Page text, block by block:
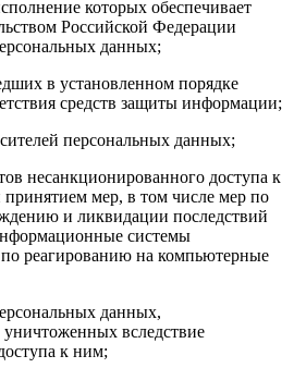
которых обеспечивает
Российской Федерации
данных;
в установленном порядке
средств защиты информации;
персональных данных;
несанкционированного доступа к
мер, в том числе мер по
и ликвидации последствий
системы
реагированию на компьютерные
данных,
вследствие
к ним;